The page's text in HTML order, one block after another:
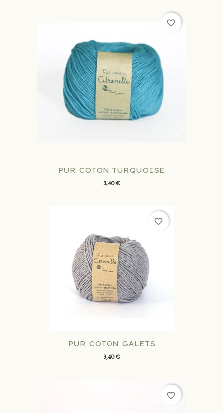
PUR COTON TURQUOISE
3,40 €
favorite_border
PUR COTON GALETS
3,40 €
favorite_border
favorite_border